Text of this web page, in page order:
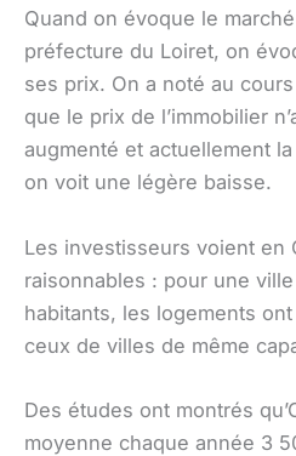
Quand on évoque le
préfecture du Loiret, on
ses prix. On a noté au
que le prix de l’immobilier
augmenté et actuellement
on voit une légère baisse.
Les investisseurs voient en
raisonnables : pour une
habitants, les logements
ceux de villes de même
Des études ont montrés
moyenne chaque année 3